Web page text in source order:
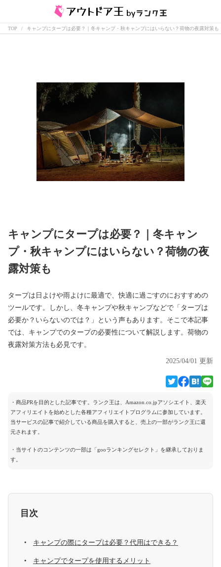
TOP キャンプにタープは必要？｜冬キャンプ・秋キャンプにはいらない？荷物の夜露対策も
キャンプにタープは必要？｜冬キャン
プ・秋キャンプにはいらない？荷物の夜
露対策も
タープは日よけや雨よけに最適で、快適に過ごすのにおすすめの
ツールです。しかし、冬キャンプや秋キャンプなどで「タープは
必要か？いらないのでは？」という声もあります。そこで本記事
では、キャンプでのタープの必要性について解説します。荷物の
夜露対策方法も必見です。
2025/04/01 更新
・商品PRを目的とした記事です。ランク王は、Amazon.co.jpアソシエイト、楽天
アフィリエイトを始めとした各種アフィリエイトプログラムに参加しています。
当サービスの記事で紹介している商品を購入すると、売上の一部がランク王に還
元されます。
・当サイトのコンテンツの一部は「gooランキングセレクト」を継承しておりま
す。
目次
キャンプの際にタープは必要？代用はできる？
キャンプでタープを使用するメリット